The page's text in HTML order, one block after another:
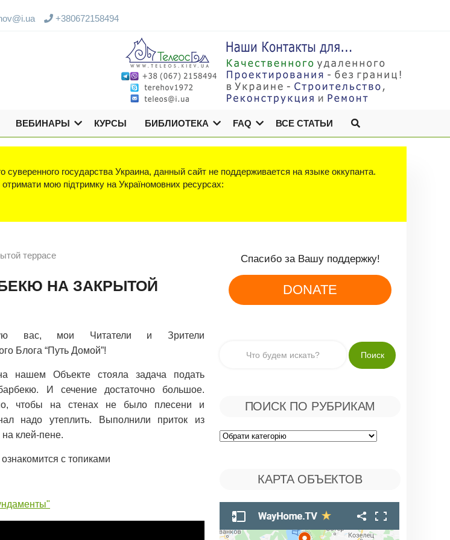
+380672158494
ВЕБИНАРЫ КУРСЫ БИБЛИОТЕКА FAQ ВСЕ СТАТЬИ
государства Украина, данный сайт не поддерживается на языке оккупанта.
мою підтримку на Україномовних ресурсах:
террасе
НА ЗАКРЫТОЙ
вас, мои Читатели и Зрители
Блога “Путь Домой”!
нашем Объекте стояла задача подать
И сечение достаточно большое.
чтобы на стенах не было плесени и
надо утеплить. Выполнили приток из
на клей-пене.
с топиками
Спасибо за Вашу поддержку!
DONATE
ПОИСК ПО РУБРИКАМ
Поиск
КАРТА ОБЪЕКТОВ